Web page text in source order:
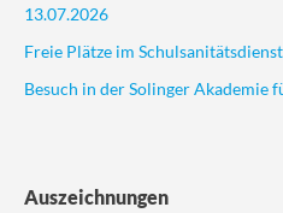
13.07.2026
Freie Plätze im Schulsanitätsdienst
Besuch in der Solinger Akademie
Auszeichnungen